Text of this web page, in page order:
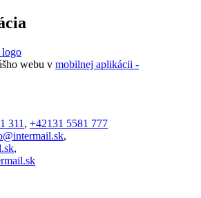
webu v mobilnej aplikácii -
311 , +42131 5581 777
,
,